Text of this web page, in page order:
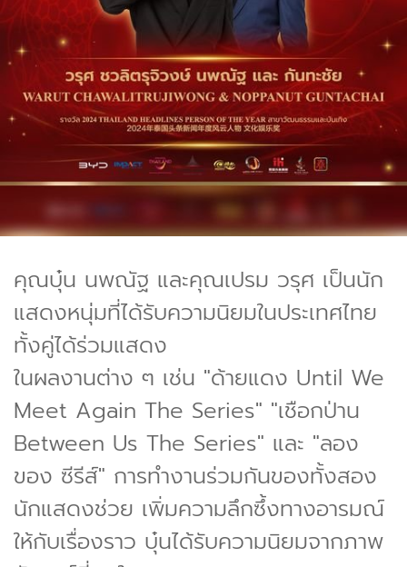
คุณบุ๋น นพณัฐ และคุณเปรม วรุศ เป็นนัก
แสดงหนุ่มที่ได้รับความนิยมในประเทศไทย
ทั้งคู่ได้ร่วมแสดง
ในผลงานต่าง ๆ เช่น "ด้ายแดง Until We
Meet Again The Series" "เชือกป่าน
Between Us The Series" และ "ลอง
ของ ซีรีส์" การทำงานร่วมกันของทั้งสอง
นักแสดงช่วย เพิ่มความลึกซึ้งทางอารมณ์
ให้กับเรื่องราว บุ๋นได้รับความนิยมจากภาพ